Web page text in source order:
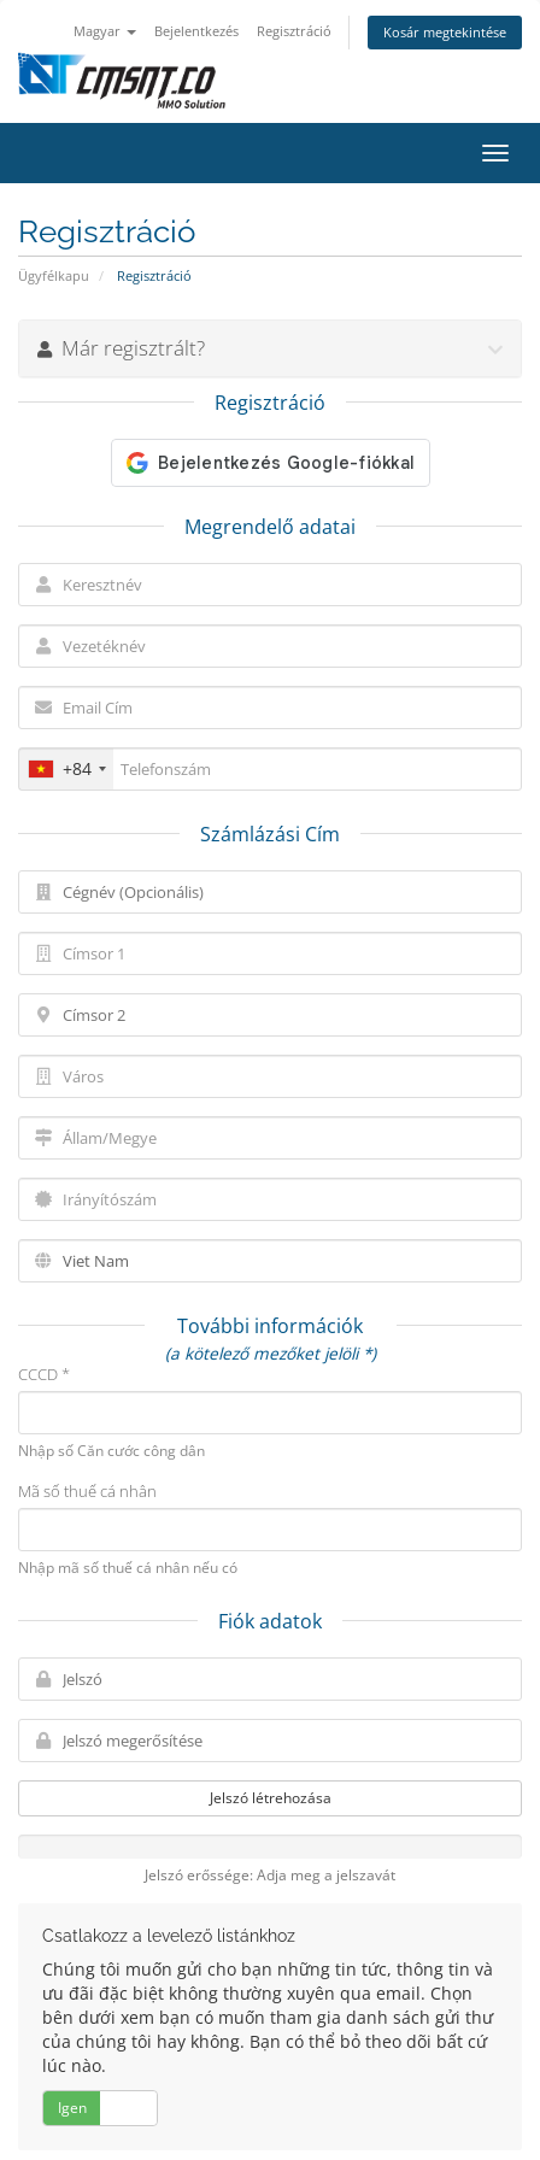
Magyar Bejelentkezés Regisztráció Kosár megtekintése
a
Regisztráció
Ügyfélkapu Regisztráció
Már regisztrált?
Regisztráció
Megrendelő adatai
+84
Számlázási Cím
További információk
(a kötelező mezőket jelöli *)
CCCD *
Nhập số Căn cước công dân
Mã số thuế cá nhân
Nhập mã số thuế cá nhân nếu có
Fiók adatok
Jelszó létrehozása
Jelszó erőssége: Adja meg a jelszavát
Csatlakozz a levelező listánkhoz
Chúng tôi muốn gửi cho bạn những tin tức, thông tin và
ưu đãi đặc biệt không thường xuyên qua email. Chọn
bên dưới xem bạn có muốn tham gia danh sách gửi thư
của chúng tôi hay không. Bạn có thể bỏ theo dõi bất cứ
lúc nào.
Igen